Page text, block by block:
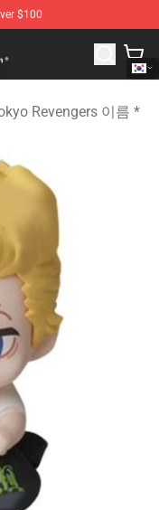
$100
Revengers
Revengers 이름 *